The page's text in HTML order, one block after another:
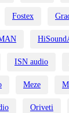
Fostex
ISN audio
Meze
Oriveti